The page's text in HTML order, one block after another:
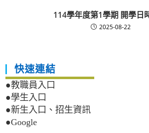
114學年度第1學期 開學日
2025-08-22
快速連結
●教職員入口
●學生入口
●新生入口、招生資訊
●Google